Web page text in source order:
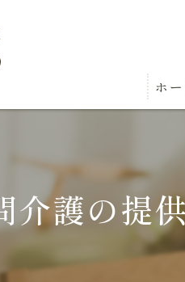
ホ
介護の提